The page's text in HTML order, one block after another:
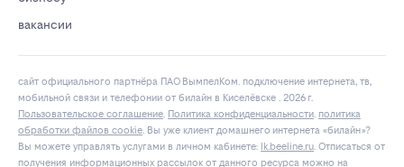
вакансии
сайт официального партнёра ПАО ВымпелКом. подключение интернета, тв,
мобильной связи и телефонии от билайн в Киселёвске . 2026 г.
Пользовательское соглашение. Политика конфиденциальности. политика
обработки файлов cookie. Вы уже клиент домашнего интернета «билайн»?
Вы можете управлять услугами в личнoм кaбинeтe: lk.bееlinе.ru. Отписаться от
получения информационных рассылок от данного ресурса можно на